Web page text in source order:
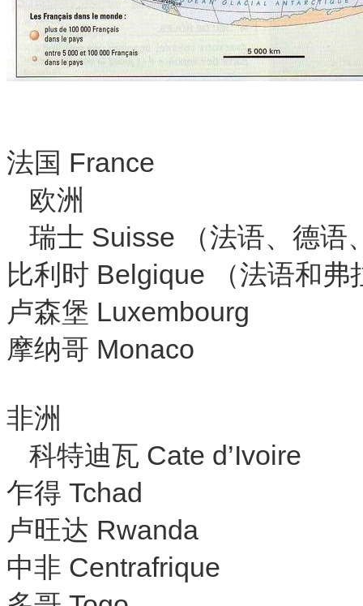
法国 France
欧洲
瑞士 Suisse （法语、德语
比利时 Belgique （法语和弗
卢森堡 Luxembourg
摩纳哥 Monaco
非洲
科特迪瓦 Cate d’Ivoire
乍得 Tchad
卢旺达 Rwanda
中非 Centrafrique